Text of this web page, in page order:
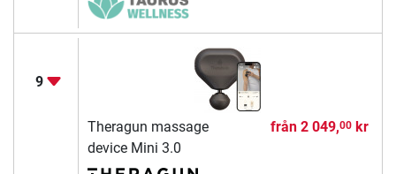
9
Theragun massage
device Mini 3.0
från 2 049,00kr